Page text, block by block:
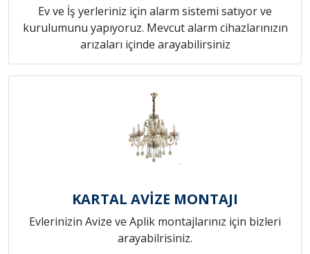
Ev ve İş yerleriniz için alarm sistemi satıyor ve
kurulumunu yapıyoruz. Mevcut alarm cihazlarınızın
arızaları içinde arayabilirsiniz
KARTAL AVİZE MONTAJI
Evlerinizin Avize ve Aplik montajlarınız için bizleri
arayabilrisiniz.